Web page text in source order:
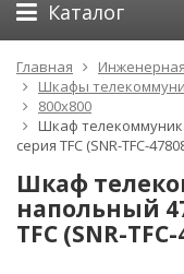
Каталог
Главная
Шкафы
800x800
Шкаф
серия TFC (SNR-TFC-
Шкаф
напольный
TFC (SNR-